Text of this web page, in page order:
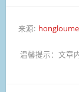
来源:
温馨提示： 文章